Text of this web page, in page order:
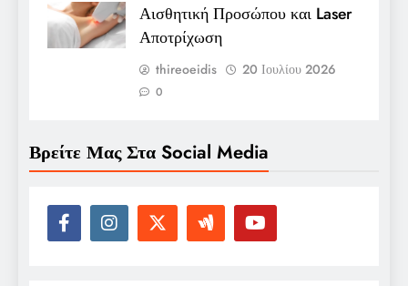
Αισθητική Προσώπου και Laser
Αποτρίχωση
thireoeidis 20 Ιουλίου 2026
0
Βρείτε Μας Στα Social Media